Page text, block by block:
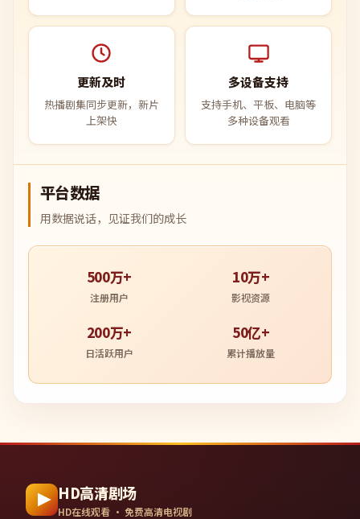
更新及时
热播剧集同步更新，新片
上架快
多设备支持
支持手机、平板、电脑等
多种设备观看
平台数据
用数据说话，见证我们的成长
500万+
注册用户
10万+
影视资源
200万+
日活跃用户
50亿+
累计播放量
HD高清剧场
HD在线观看 · 免费高清电视剧